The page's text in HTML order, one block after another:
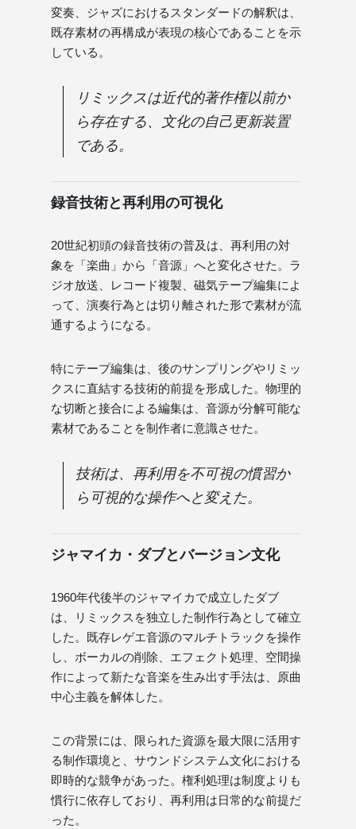
変奏、ジャズにおけるスタンダードの解釈は、
既存素材の再構成が表現の核心であることを示
している。
リミックスは近代的著作権以前か
ら存在する、文化の自己更新装置
である。
録音技術と再利用の可視化
20世紀初頭の録音技術の普及は、再利用の対
象を「楽曲」から「音源」へと変化させた。ラ
ジオ放送、レコード複製、磁気テープ編集によ
って、演奏行為とは切り離された形で素材が流
通するようになる。
特にテープ編集は、後のサンプリングやリミッ
クスに直結する技術的前提を形成した。物理的
な切断と接合による編集は、音源が分解可能な
素材であることを制作者に意識させた。
技術は、再利用を不可視の慣習か
ら可視的な操作へと変えた。
ジャマイカ・ダブとバージョン文化
1960年代後半のジャマイカで成立したダブ
は、リミックスを独立した制作行為として確立
した。既存レゲエ音源のマルチトラックを操作
し、ボーカルの削除、エフェクト処理、空間操
作によって新たな音楽を生み出す手法は、原曲
中心主義を解体した。
この背景には、限られた資源を最大限に活用す
る制作環境と、サウンドシステム文化における
即時的な競争があった。権利処理は制度よりも
慣行に依存しており、再利用は日常的な前提だ
った。